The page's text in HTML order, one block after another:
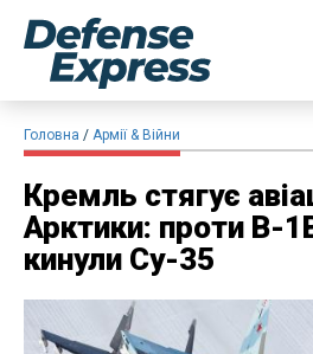
Головна Армії & Війни
Кремль стягує
Арктики: проти B-
кинули Су-35